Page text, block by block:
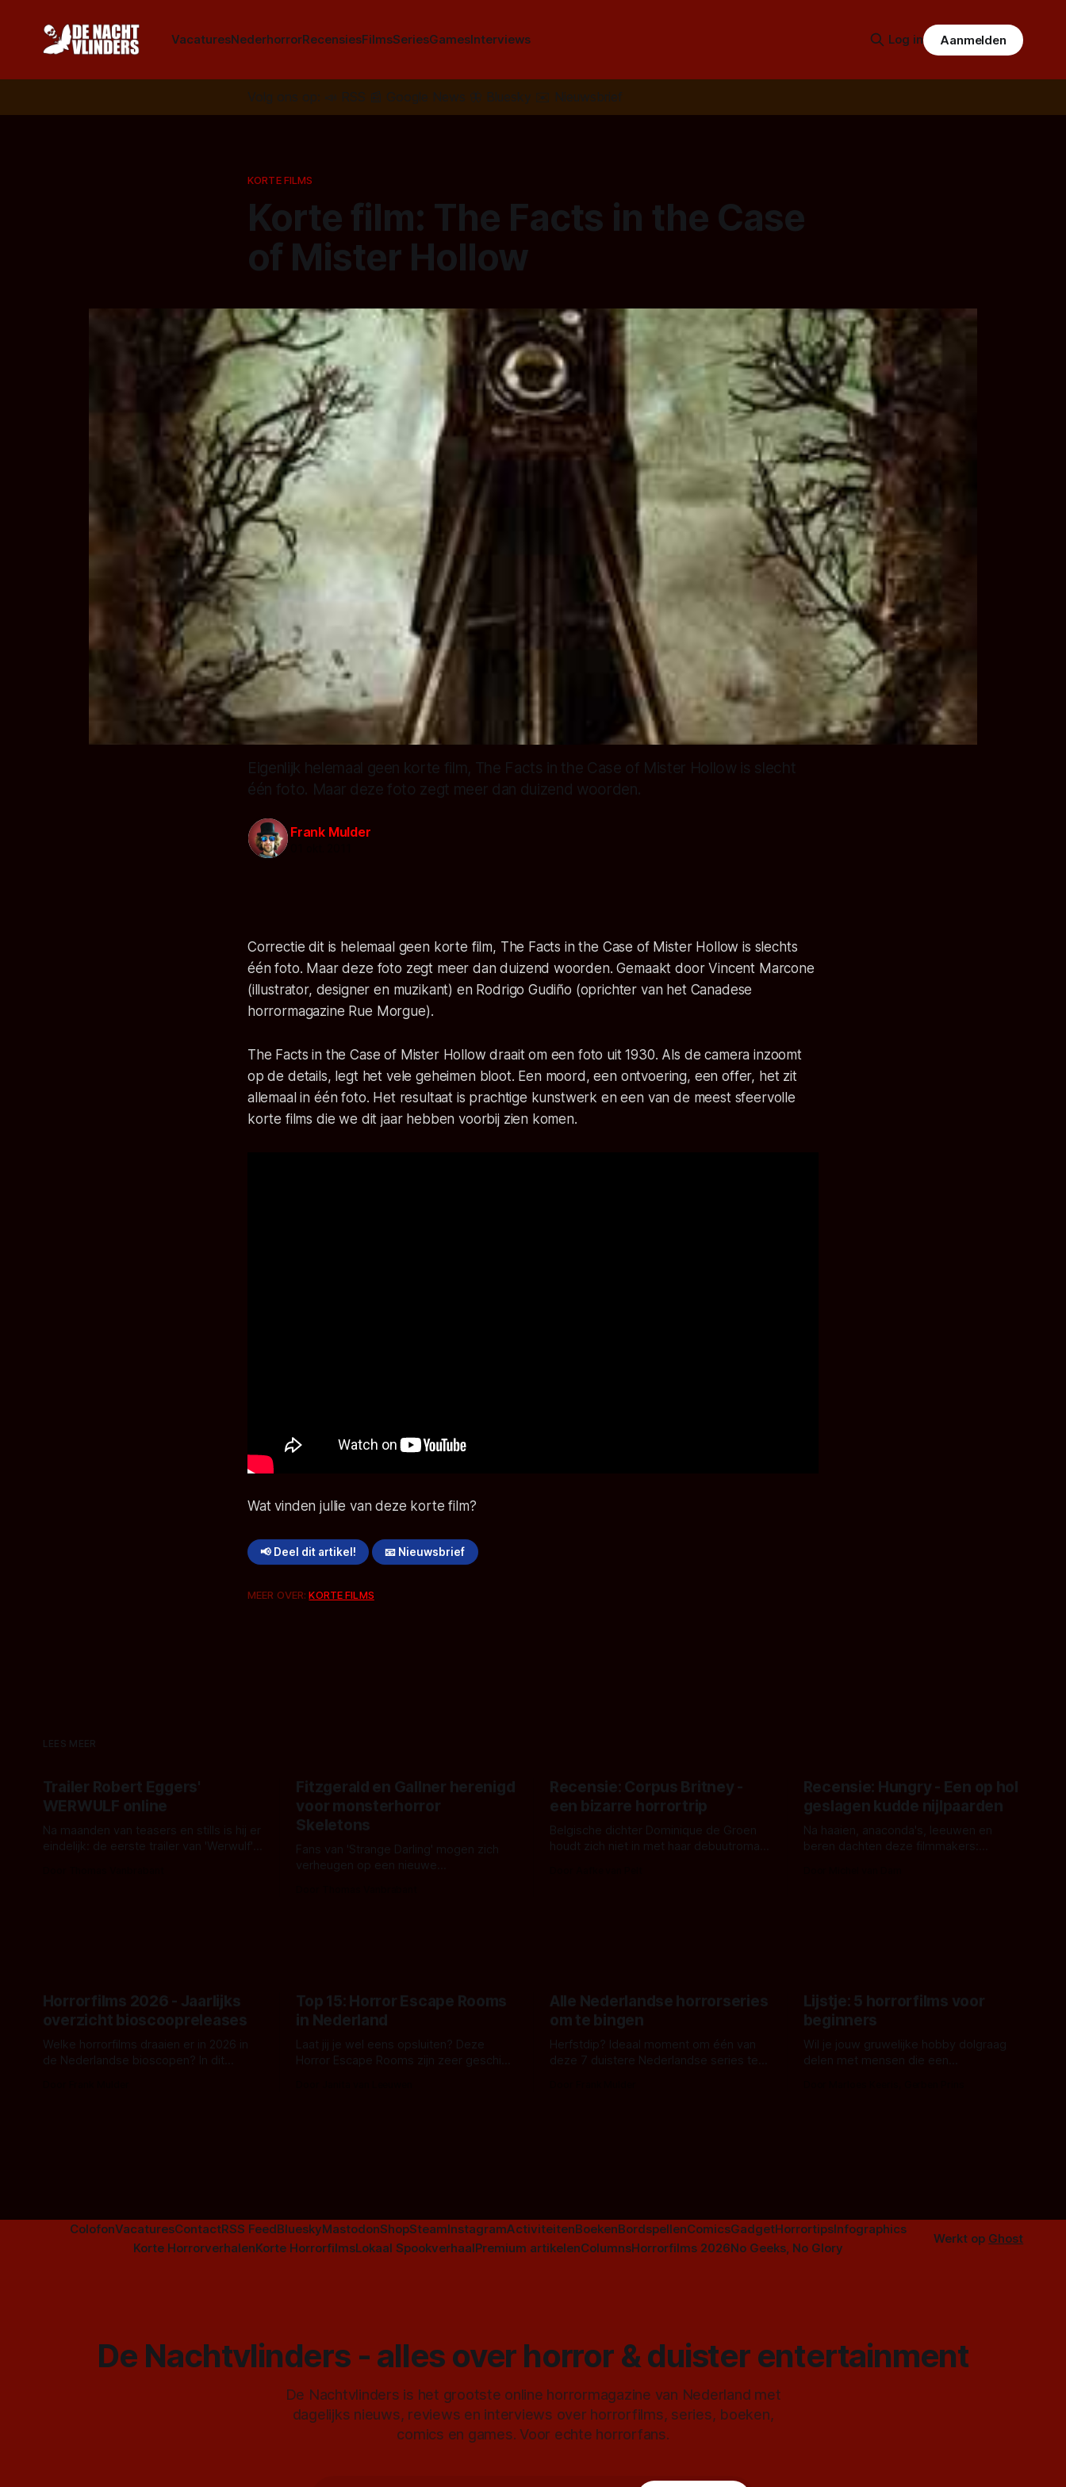
VacaturesNederhorrorRecensiesFilmsSeriesGamesInterviews Log in Aanmelden
Volg ons op: 📣 RSS 📰 Google News 🦋 Bluesky ✉️ Nieuwsbrief
KORTE FILMS
Korte film: The Facts in the Case
of Mister Hollow
Eigenlijk helemaal geen korte film, The Facts in the Case of Mister Hollow is slecht
één foto. Maar deze foto zegt meer dan duizend woorden.
Frank Mulder
Correctie dit is helemaal geen korte film, The Facts in the Case of Mister Hollow is slechts
één foto. Maar deze foto zegt meer dan duizend woorden. Gemaakt door Vincent Marcone
(illustrator, designer en muzikant) en Rodrigo Gudiño (oprichter van het Canadese
horrormagazine Rue Morgue).
The Facts in the Case of Mister Hollow draait om een foto uit 1930. Als de camera inzoomt
op de details, legt het vele geheimen bloot. Een moord, een ontvoering, een offer, het zit
allemaal in één foto. Het resultaat is prachtige kunstwerk en een van de meest sfeervolle
korte films die we dit jaar hebben voorbij zien komen.
Wat vinden jullie van deze korte film?
📢 Deel dit artikel! 📧 Nieuwsbrief
MEER OVER:KORTE FILMS
LEES MEER
Trailer Robert Eggers'
WERWULF online
Na maanden van teasers en stills is hij er
eindelijk: de eerste trailer van 'Werwulf'.
Fitzgerald en Gallner herenigd
voor monsterhorror
Skeletons
Fans van 'Strange Darling' mogen zich
verheugen op een nieuwe
Recensie: Corpus Britney -
een bizarre horrortrip
Belgische dichter Dominique de Groen
houdt zich niet in met haar debuutroman.
Recensie: Hungry - Een op hol
geslagen kudde nijlpaarden
Na haaien, anaconda's, leeuwen en
beren dachten deze filmmakers:
Horrorfilms 2026 - Jaarlijks
overzicht bioscoopreleases
Welke horrorfilms draaien er in 2026 in
de Nederlandse bioscopen? In dit
Top 15: Horror Escape Rooms
in Nederland
Laat jij je wel eens opsluiten? Deze
Horror Escape Rooms zijn zeer geschikt
Alle Nederlandse horrorseries
om te bingen
Herfstdip? Ideaal moment om één van
deze 7 duistere Nederlandse series te
Lijstje: 5 horrorfilms voor
beginners
Wil je jouw gruwelijke hobby dolgraag
delen met mensen die een
ColofonVacaturesContactRSS FeedBlueskyMastodonShopSteamInstagramActiviteitenBoekenBordspellenComicsGadgetHorrortipsInfographics
Korte HorrorverhalenKorte HorrorfilmsLokaal SpookverhaalPremium artikelenColumnsHorrorfilms 2026No Geeks, No Glory
Werkt op Ghost
De Nachtvlinders - alles over horror & duister entertainment
De Nachtvlinders is het grootste online horrormagazine van Nederland met
dagelijks nieuws, reviews en interviews over horrorfilms, series, boeken,
comics en games. Voor echte horrorfans.